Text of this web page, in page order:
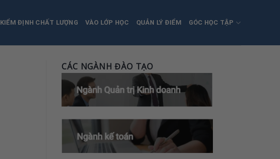
KIỂM ĐỊNH CHẤT LƯỢNG VÀO LỚP HỌC QUẢN LÝ ĐIỂM GÓC HỌC TẬP
CÁC NGÀNH ĐÀO TẠO